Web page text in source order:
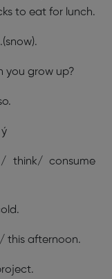
to eat for lunch.
you grow up?
consume
this afternoon.